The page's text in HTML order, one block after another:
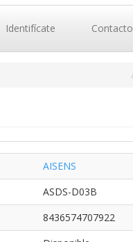
Identifícate Contacto
AISENS
ASDS-D03B
8436574707922